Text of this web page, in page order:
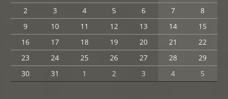
2
3 4 5 6 7
8
9
10 11 12 13 14
15
16
17 18 19 20 21
22
23
24 25 26 27 28
29
30
31 1 2 3 4 5